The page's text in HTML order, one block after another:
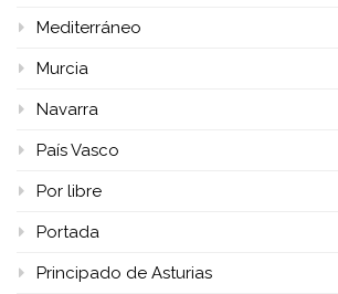
Mediterráneo
Murcia
Navarra
País Vasco
Por libre
Portada
Principado de Asturias